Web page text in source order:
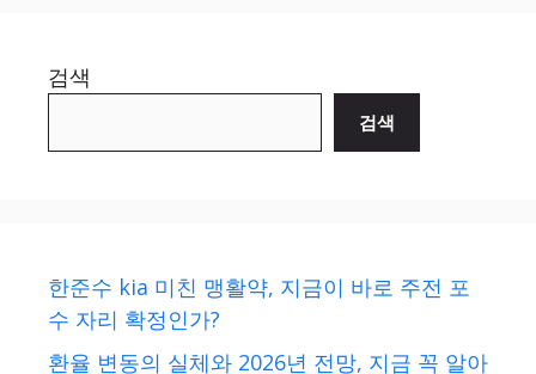
검색
검색
한준수 kia 미친 맹활약, 지금이 바로 주전 포
수 자리 확정인가?
환율 변동의 실체와 2026년 전망, 지금 꼭 알아